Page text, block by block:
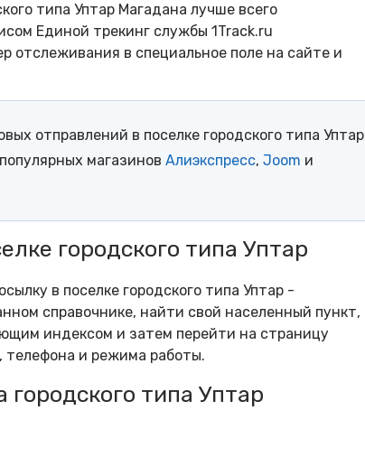
типа Уптар Магадана лучше всего
Единой трекинг службы 1Track.ru
отслеживания в специальное поле на сайте и
отправлений в поселке городского типа Уптар
магазинов Алиэкспресс, Joom и
городского типа Уптар
в поселке городского типа Уптар -
справочнике, найти свой населенный пункт,
индексом и затем перейти на страницу
телефона и режима работы.
типа Уптар